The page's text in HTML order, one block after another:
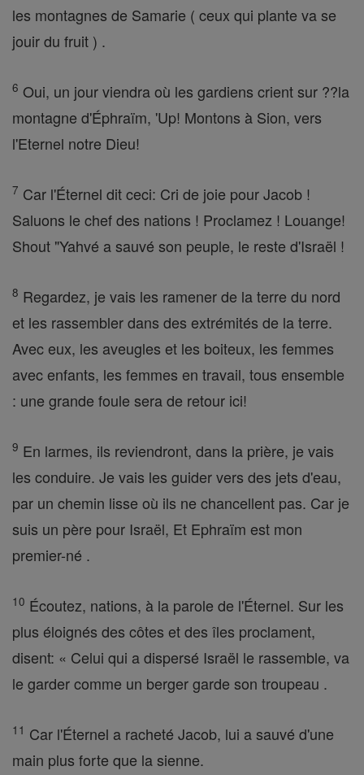
les montagnes de Samarie ( ceux qui plante va se
jouir du fruit ) .
6 Oui, un jour viendra où les gardiens crient sur ??la
montagne d'Éphraïm, 'Up! Montons à Sion, vers
l'Eternel notre Dieu!
7 Car l'Éternel dit ceci: Cri de joie pour Jacob !
Saluons le chef des nations ! Proclamez ! Louange!
Shout "Yahvé a sauvé son peuple, le reste d'Israël !
8 Regardez, je vais les ramener de la terre du nord
et les rassembler dans des extrémités de la terre.
Avec eux, les aveugles et les boiteux, les femmes
avec enfants, les femmes en travail, tous ensemble
: une grande foule sera de retour ici!
9 En larmes, ils reviendront, dans la prière, je vais
les conduire. Je vais les guider vers des jets d'eau,
par un chemin lisse où ils ne chancellent pas. Car je
suis un père pour Israël, Et Ephraïm est mon
premier-né .
10 Écoutez, nations, à la parole de l'Éternel. Sur les
plus éloignés des côtes et des îles proclament,
disent: « Celui qui a dispersé Israël le rassemble, va
le garder comme un berger garde son troupeau .
11 Car l'Éternel a racheté Jacob, lui a sauvé d'une
main plus forte que la sienne.